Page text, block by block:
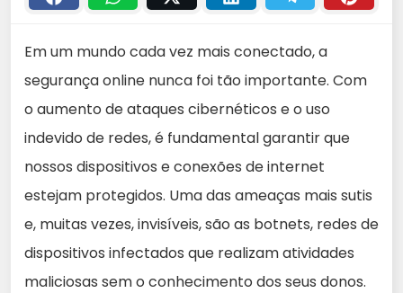
Em um mundo cada vez mais conectado, a
segurança online nunca foi tão importante. Com
o aumento de ataques cibernéticos e o uso
indevido de redes, é fundamental garantir que
nossos dispositivos e conexões de internet
estejam protegidos. Uma das ameaças mais sutis
e, muitas vezes, invisíveis, são as botnets, redes de
dispositivos infectados que realizam atividades
maliciosas sem o conhecimento dos seus donos.